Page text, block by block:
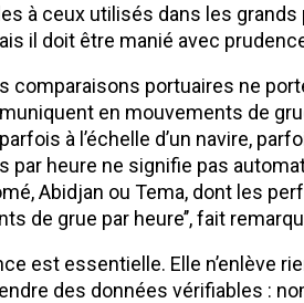
à ceux utilisés dans les
il doit être manié avec
comparaisons portuaires ne
en mouvements de
à l’échelle d’un navire,
par heure ne signifie pas
Abidjan ou Tema, dont les
de grue par heure’’, fait
est essentielle. Elle n’enlève
des données vérifiables :